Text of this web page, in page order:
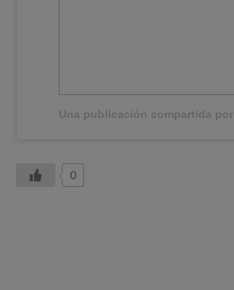
Una publicación compartida por
0